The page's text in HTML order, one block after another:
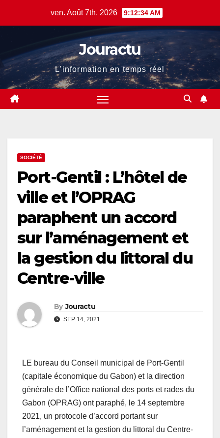
ven. Août 7th, 2026 9:12:35 AM
Jouractu
L'information en temps réel
SOCIÉTÉ
Port-Gentil : L’hôtel de
ville et l’OPRAG
paraphent un accord
sur l’aménagement et
la gestion du littoral du
Centre-ville
By Jouractu
SEP 14, 2021
LE bureau du Conseil municipal de Port-Gentil
(capitale économique du Gabon) et la direction
générale de l’Office national des ports et rades du
Gabon (OPRAG) ont paraphé, le 14 septembre
2021, un protocole d’accord portant sur
l’aménagement et la gestion du littoral du Centre-